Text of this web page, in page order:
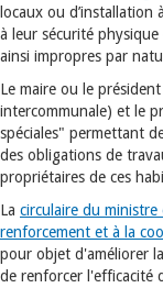
locaux ou
à leur sécurité
ainsi impropres par
Le maire ou le
intercommunale) et le
spéciales" permettant
des obligations de
propriétaires de ces
La circulaire du
renforcement et à la
pour objet d'améliorer
de renforcer l'efficacité